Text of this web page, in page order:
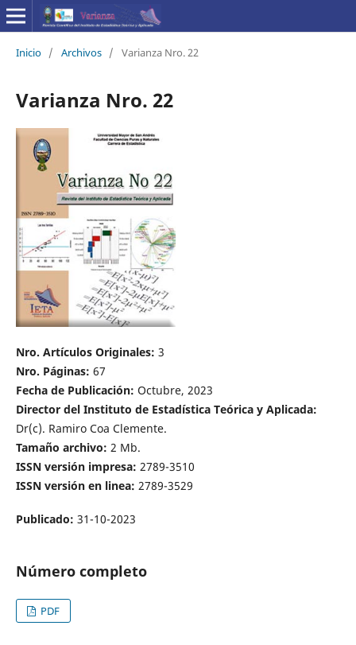
Inicio / Archivos / Varianza Nro. 22
Varianza Nro. 22
Nro. Artículos Originales: 3
Nro. Páginas: 67
Fecha de Publicación: Octubre, 2023
Director del Instituto de Estadística Teórica y Aplicada:
Dr(c). Ramiro Coa Clemente.
Tamaño archivo: 2 Mb.
ISSN versión impresa: 2789-3510
ISSN versión en linea: 2789-3529
Publicado: 31-10-2023
Número completo
PDF